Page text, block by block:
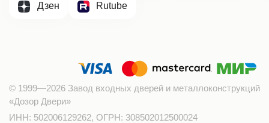
Дзен Rutube
© 1999—2026 Завод входных дверей и металлоконструкций
«Дозор Двери»
ИНН: 502006129262, ОГРН: 308502012500024